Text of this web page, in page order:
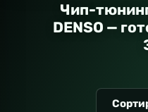
Чип-
DENSO —